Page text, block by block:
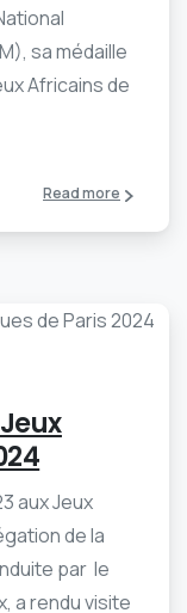
sa médaille
Africains de
Read more
aux Jeux
de la
par le
a rendu visite